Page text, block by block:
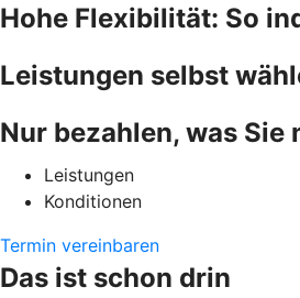
Hohe Flexibilität: So
Leistungen selbst
Nur bezahlen, was Sie
Leistungen
Konditionen
Termin vereinbaren
Das ist schon drin